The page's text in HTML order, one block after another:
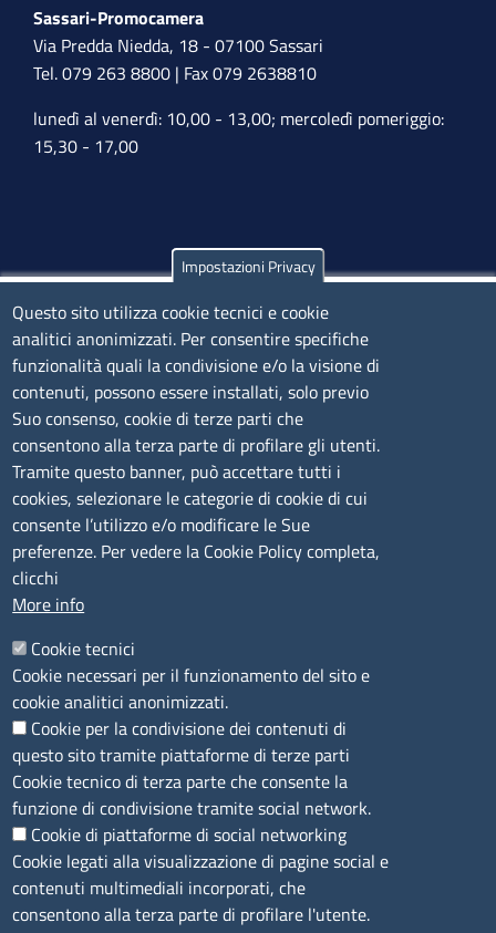
Sassari-Promocamera
Via Predda Niedda, 18 - 07100 Sassari
Tel. 079 263 8800 | Fax 079 2638810
lunedì al venerdì: 10,00 - 13,00; mercoledì pomeriggio:
15,30 - 17,00
Olbia
Via Nanni 43 - 07026 Olbia
Tel. 0789 66122 | 0789 69580
mail:ufficio.olbia@ss.camcom.it
lunedì al venerdì: 9,00 - 12,00; lunedì pomeriggio: 16,00
- 17,00
CONTATTI
Camera di Commercio, Industria, Artigianato e
Agricoltura di Sassari
P.IVA01047570906
Codice Fiscale 80000930901
Codice Univoco per le fatture elettroniche
LINK UTILI
Segnalazione di illecito
Amministrazione Trasparente
Accesso riservato
Impostazioni Privacy
Questo sito utilizza cookie tecnici e cookie
analitici anonimizzati. Per consentire specifiche
funzionalità quali la condivisione e/o la visione di
contenuti, possono essere installati, solo previo
Suo consenso, cookie di terze parti che
consentono alla terza parte di profilare gli utenti.
Tramite questo banner, può accettare tutti i
cookies, selezionare le categorie di cookie di cui
consente l’utilizzo e/o modificare le Sue
preferenze. Per vedere la Cookie Policy completa,
clicchi
More info
Cookie tecnici
Cookie necessari per il funzionamento del sito e
cookie analitici anonimizzati.
Cookie per la condivisione dei contenuti di
questo sito tramite piattaforme di terze parti
Cookie tecnico di terza parte che consente la
funzione di condivisione tramite social network.
Cookie di piattaforme di social networking
Cookie legati alla visualizzazione di pagine social e
contenuti multimediali incorporati, che
consentono alla terza parte di profilare l'utente.